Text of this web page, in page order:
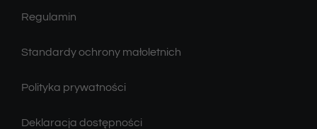
Regulamin
Standardy ochrony małoletnich
Polityka prywatności
Deklaracja dostępności